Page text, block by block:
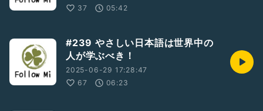
37
05:42
#239 やさしい日本語は世界中の
人が学ぶべき！
2025-06-29 17:28:47
67
06:23